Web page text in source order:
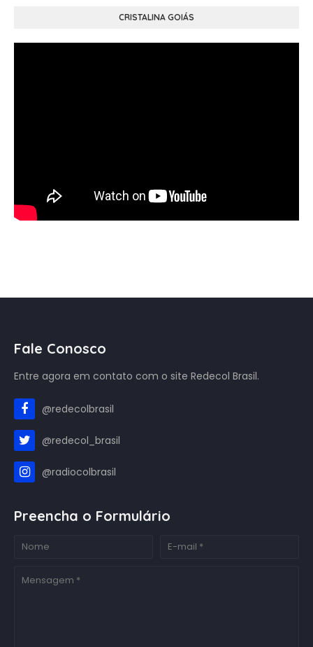
CRISTALINA GOIÁS
Fale Conosco
Entre agora em contato com o site Redecol Brasil.
@redecolbrasil
@redecol_brasil
@radiocolbrasil
Preencha o Formulário